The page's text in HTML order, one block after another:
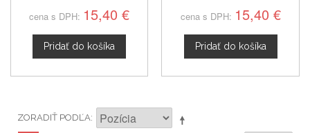
1C0837879A
cena s DPH: 15,40 €
Pridať do košíka
1C0837879A
cena s DPH: 15,40 €
Pridať do košíka
ZORADIŤ PODĽA